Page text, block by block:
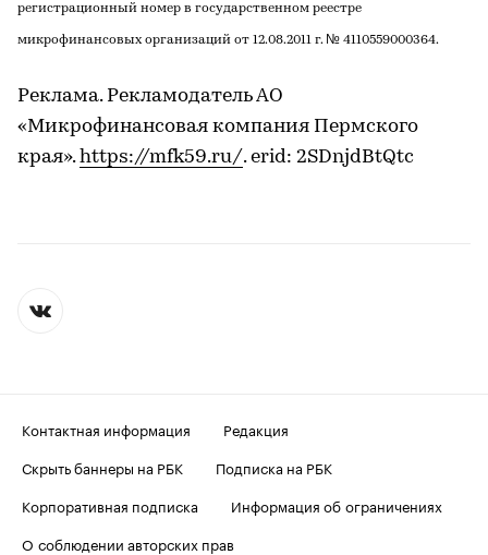
регистрационный номер в государственном реестре
микрофинансовых организаций от 12.08.2011 г. № 4110559000364.
Реклама. Рекламодатель АО
«Микрофинансовая компания Пермского
края».https://mfk59.ru/. erid: 2SDnjdBtQtc
Контактная информация
Редакция
Скрыть баннеры на РБК
Подписка на РБК
Корпоративная подписка
Информация об ограничениях
О соблюдении авторских прав